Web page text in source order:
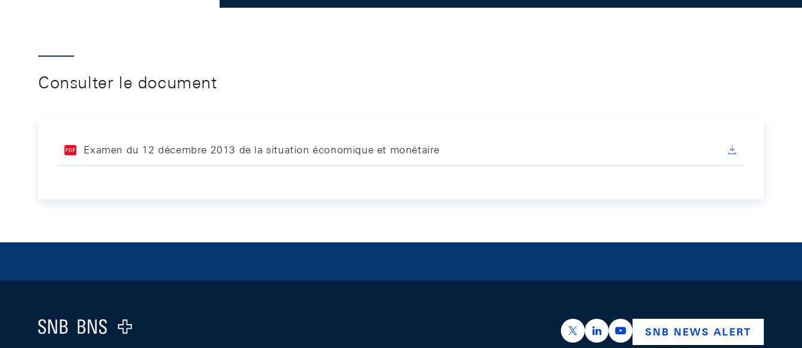
Consulter le document
Examen du 12 décembre 2013 de la situation économique et monétaire
Logo
https://x.com/snb_bns
https://ch.linkedin.com/company/swiss-
https://www.youtube.com/
SNB NEWS ALERT